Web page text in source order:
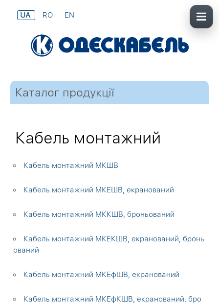
UA RO EN
Каталог продукції
Кабель монтажний
Кабель монтажний МКШВ
Кабель монтажний МКЕШВ, екранований
Кабель монтажний МККШВ, броньований
Кабель монтажний МКЕКШВ, екранований, бронь
ований
Кабель монтажний МКЕфШВ, екранований
Кабель монтажний МКЕфКШВ, екранований, бро